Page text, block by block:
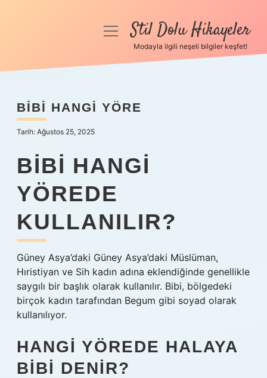
Anasayfa
Yasal Uyarı
menüyüStil Dolu Hikayeler
Modayla ilgili neşeli bilgiler keşfet!
BIBI HANGI YÖRE
Tarih: Ağustos 25, 2025
BIBI HANGI
YÖREDE
KULLANILIR?
Güney Asya’daki Güney Asya’daki Müslüman,
Hıristiyan ve Sih kadın adına eklendiğinde genellikle
saygılı bir başlık olarak kullanılır. Bibi, bölgedeki
birçok kadın tarafından Begum gibi soyad olarak
kullanılıyor.
HANGI YÖREDE HALAYA
BIBI DENIR?